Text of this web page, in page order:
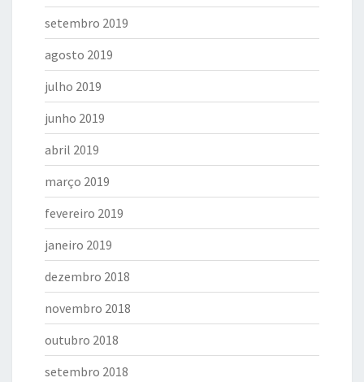
setembro 2019
agosto 2019
julho 2019
junho 2019
abril 2019
março 2019
fevereiro 2019
janeiro 2019
dezembro 2018
novembro 2018
outubro 2018
setembro 2018